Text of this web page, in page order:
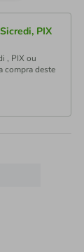
PIX
, PIX ou
compra deste